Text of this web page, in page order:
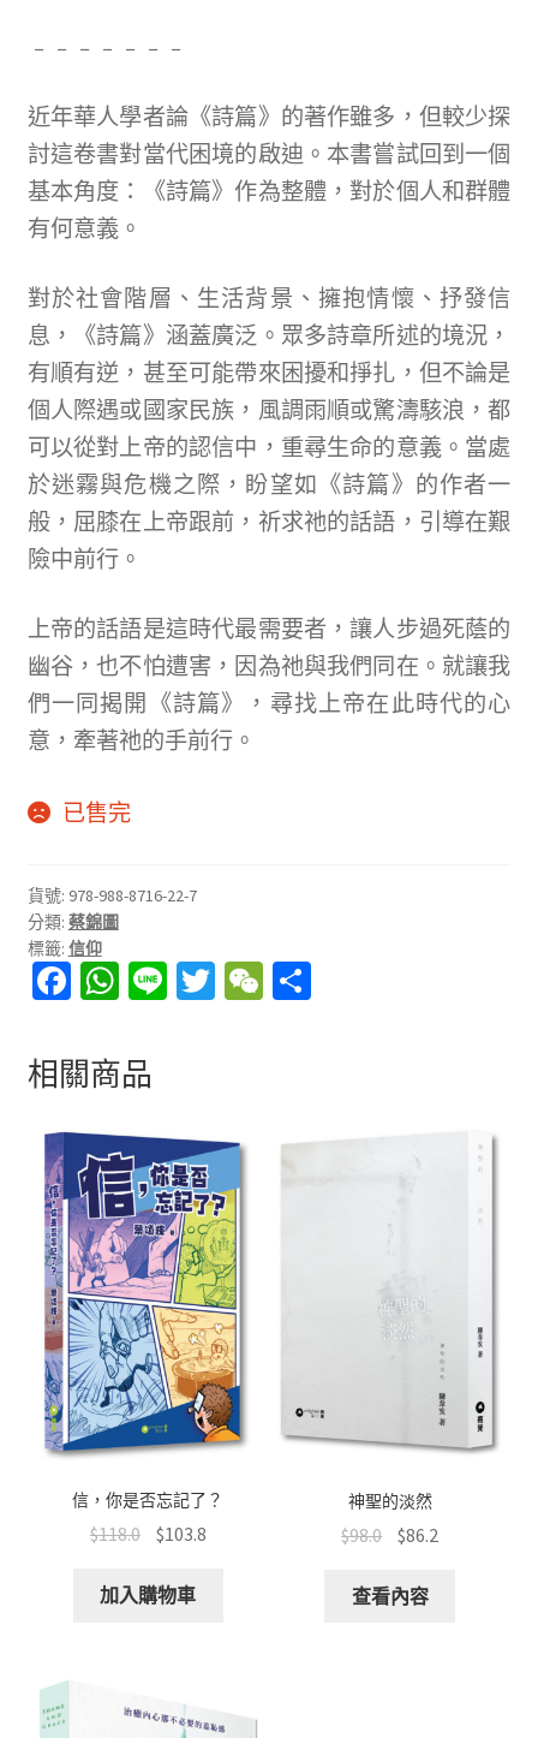
﹣﹣﹣﹣﹣﹣﹣
近年華人學者論《詩篇》的著作雖多，但較少探
討這卷書對當代困境的啟迪。本書嘗試回到一個
基本角度：《詩篇》作為整體，對於個人和群體
有何意義。
對於社會階層、生活背景、擁抱情懷、抒發信
息，《詩篇》涵蓋廣泛。眾多詩章所述的境況，
有順有逆，甚至可能帶來困擾和掙扎，但不論是
個人際遇或國家民族，風調雨順或驚濤駭浪，都
可以從對上帝的認信中，重尋生命的意義。當處
於迷霧與危機之際，盼望如《詩篇》的作者一
般，屈膝在上帝跟前，祈求祂的話語，引導在艱
險中前行。
上帝的話語是這時代最需要者，讓人步過死蔭的
幽谷，也不怕遭害，因為祂與我們同在。就讓我
們一同揭開《詩篇》，尋找上帝在此時代的心
意，牽著祂的手前行。
已售完
貨號: 978-988-8716-22-7
分類: 蔡錦圖
標籤: 信仰
Fa
b
o
o
k
W
at
sA
p
p
Li T W
at
分
相關商品
信，你是否忘記了？
$118.0 $103.8
加入購物車
神聖的淡然
$98.0 $86.2
查看內容